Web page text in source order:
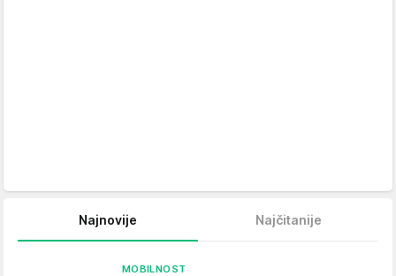
Najnovije Najčitanije
MOBILNOST